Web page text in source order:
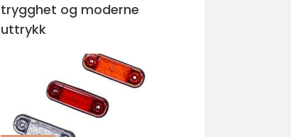
trygghet og moderne
uttrykk